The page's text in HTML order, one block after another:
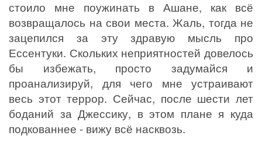
стоило мне поужинать в Ашане, как всё
возвращалось на свои места. Жаль, тогда не
зацепился за эту здравую мысль про
Ессентуки. Скольких неприятностей довелось
бы избежать, просто задумайся и
проанализируй, для чего мне устраивают
весь этот террор. Сейчас, после шести лет
боданий за Джессику, в этом плане я куда
подкованнее - вижу всё насквозь.